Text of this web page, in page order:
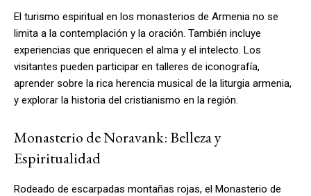
El turismo espiritual en los monasterios de Armenia no se
limita a la contemplación y la oración. También incluye
experiencias que enriquecen el alma y el intelecto. Los
visitantes pueden participar en talleres de iconografía,
aprender sobre la rica herencia musical de la liturgia armenia,
y explorar la historia del cristianismo en la región.
Monasterio de Noravank: Belleza y
Espiritualidad
Rodeado de escarpadas montañas rojas, el Monasterio de